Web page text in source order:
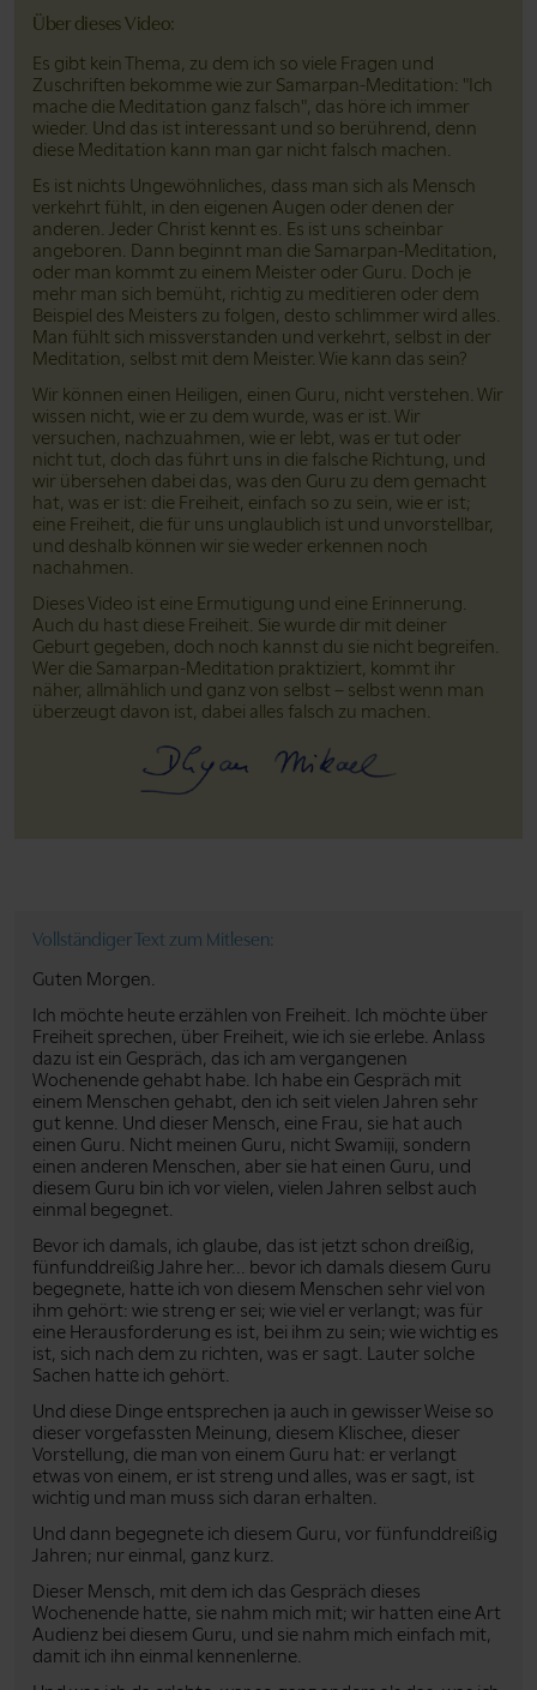
Über dieses Video:
Es gibt kein Thema, zu dem ich so viele Fragen und
Zuschriften bekomme wie zur Samarpan-Meditation: "Ich
mache die Meditation ganz falsch", das höre ich immer
wieder. Und das ist interessant und so berührend, denn
diese Meditation kann man gar nicht falsch machen.
Es ist nichts Ungewöhnliches, dass man sich als Mensch
verkehrt fühlt, in den eigenen Augen oder denen der
anderen. Jeder Christ kennt es. Es ist uns scheinbar
angeboren. Dann beginnt man die Samarpan-Meditation,
oder man kommt zu einem Meister oder Guru. Doch je
mehr man sich bemüht, richtig zu meditieren oder dem
Beispiel des Meisters zu folgen, desto schlimmer wird alles.
Man fühlt sich missverstanden und verkehrt, selbst in der
Meditation, selbst mit dem Meister. Wie kann das sein?
Wir können einen Heiligen, einen Guru, nicht verstehen. Wir
wissen nicht, wie er zu dem wurde, was er ist. Wir
versuchen, nachzuahmen, wie er lebt, was er tut oder
nicht tut, doch das führt uns in die falsche Richtung, und
wir übersehen dabei das, was den Guru zu dem gemacht
hat, was er ist: die Freiheit, einfach so zu sein, wie er ist;
eine Freiheit, die für uns unglaublich ist und unvorstellbar,
und deshalb können wir sie weder erkennen noch
nachahmen.
Dieses Video ist eine Ermutigung und eine Erinnerung.
Auch du hast diese Freiheit. Sie wurde dir mit deiner
Geburt gegeben, doch noch kannst du sie nicht begreifen.
Wer die Samarpan-Meditation praktiziert, kommt ihr
näher, allmählich und ganz von selbst – selbst wenn man
überzeugt davon ist, dabei alles falsch zu machen.
Vollständiger Text zum Mitlesen:
Guten Morgen.
Ich möchte heute erzählen von Freiheit. Ich möchte über
Freiheit sprechen, über Freiheit, wie ich sie erlebe. Anlass
dazu ist ein Gespräch, das ich am vergangenen
Wochenende gehabt habe. Ich habe ein Gespräch mit
einem Menschen gehabt, den ich seit vielen Jahren sehr
gut kenne. Und dieser Mensch, eine Frau, sie hat auch
einen Guru. Nicht meinen Guru, nicht Swamiji, sondern
einen anderen Menschen, aber sie hat einen Guru, und
diesem Guru bin ich vor vielen, vielen Jahren selbst auch
einmal begegnet.
Bevor ich damals, ich glaube, das ist jetzt schon dreißig,
fünfunddreißig Jahre her... bevor ich damals diesem Guru
begegnete, hatte ich von diesem Menschen sehr viel von
ihm gehört: wie streng er sei; wie viel er verlangt; was für
eine Herausforderung es ist, bei ihm zu sein; wie wichtig es
ist, sich nach dem zu richten, was er sagt. Lauter solche
Sachen hatte ich gehört.
Und diese Dinge entsprechen ja auch in gewisser Weise so
dieser vorgefassten Meinung, diesem Klischee, dieser
Vorstellung, die man von einem Guru hat: er verlangt
etwas von einem, er ist streng und alles, was er sagt, ist
wichtig und man muss sich daran erhalten.
Und dann begegnete ich diesem Guru, vor fünfunddreißig
Jahren; nur einmal, ganz kurz.
Dieser Mensch, mit dem ich das Gespräch dieses
Wochenende hatte, sie nahm mich mit; wir hatten eine Art
Audienz bei diesem Guru, und sie nahm mich einfach mit,
damit ich ihn einmal kennenlerne.